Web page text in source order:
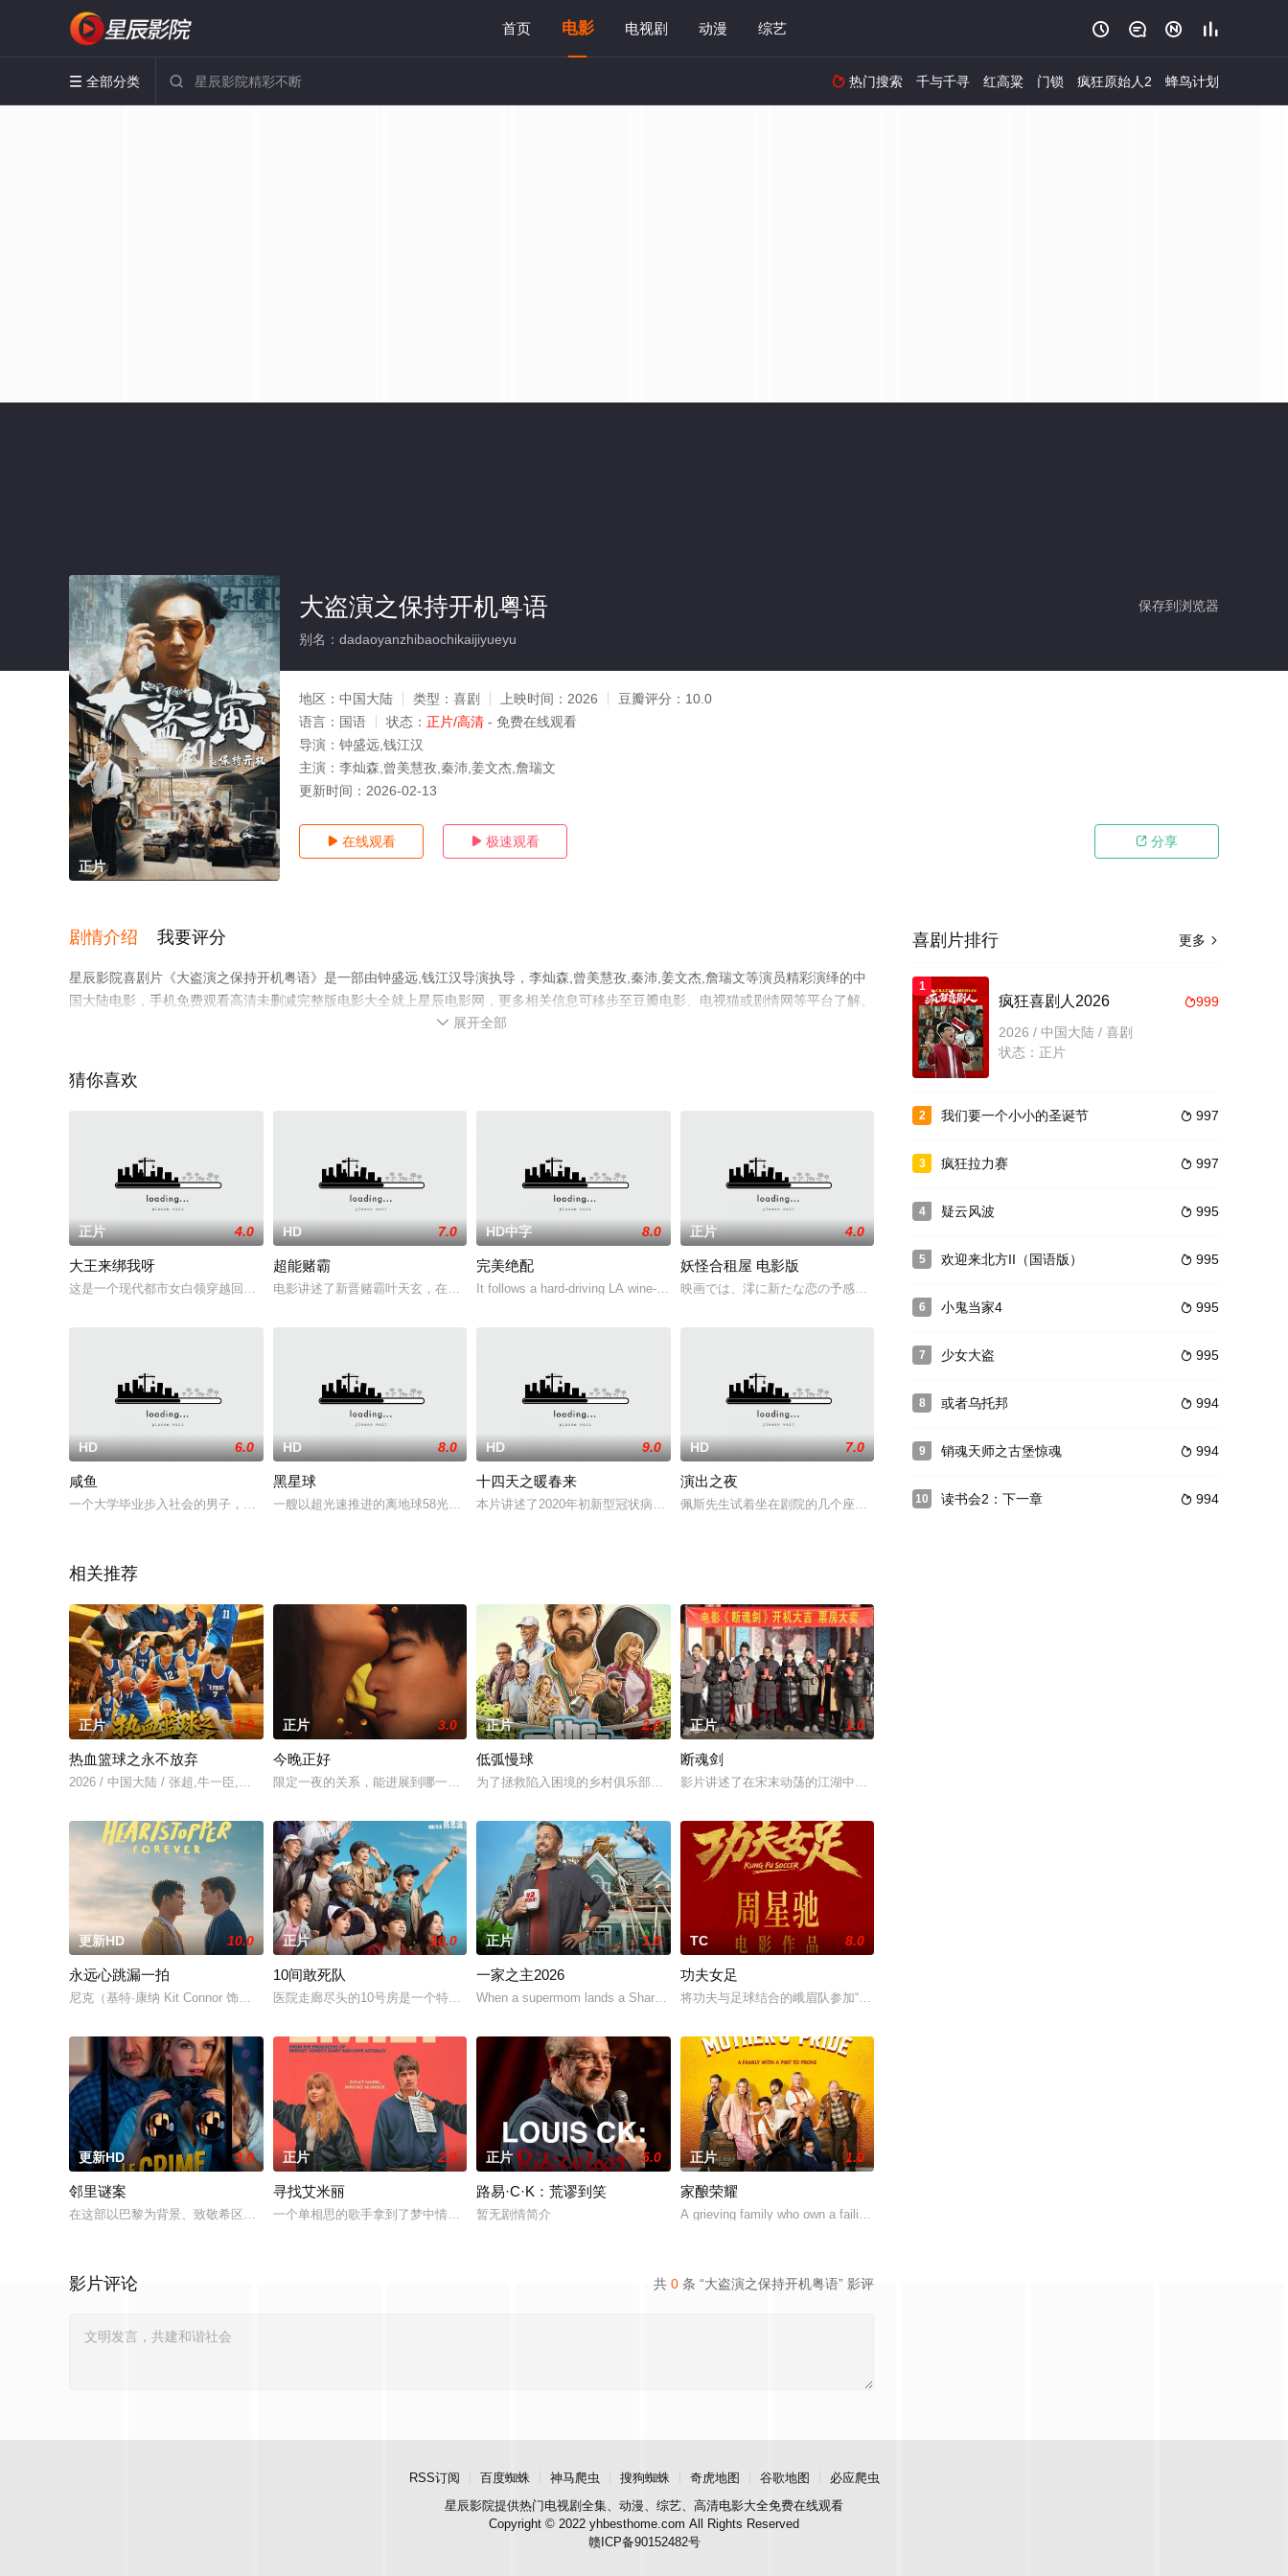
首页 电影 电视剧 动漫 综艺    
 全部分类   热门搜索 千与千寻 红高粱 门锁 疯狂原始人2 蜂鸟计划
正片
保存到浏览器
大盗演之保持开机粤语
别名：dadaoyanzhibaochikaijiyueyu
地区： 中国大陆 类型： 喜剧 上映时间： 2026 豆瓣评分： 10.0
语言： 国语 状态： 正片/高清 - 免费在线观看
导演： 钟盛远,钱江汉
主演： 李灿森,曾美慧孜,秦沛,姜文杰,詹瑞文
更新时间： 2026-02-13
 在线观看  极速观看  分享
剧情介绍 我要评分
星辰影院喜剧片《大盗演之保持开机粤语》是一部由钟盛远,钱江汉导演执导，李灿森,曾美慧孜,秦沛,姜文杰,詹瑞文等演员精彩演绎的中
国大陆电影，手机免费观看高清未删减完整版电影大全就上星辰电影网，更多相关信息可移步至豆瓣电影、电视猫或剧情网等平台了解。
 展开全部
猜你喜欢
正片 4.0
大王来绑我呀
这是一个现代都市女白领穿越回秦朝的喜剧爱情故事。新闻报道称，考古专家打开秦宣太后芈月的古墓，发现尸身千百年来不腐。普通都市
HD 7.0
超能赌霸
电影讲述了新晋赌霸叶天玄，在一次大型赌局后离奇失踪。秘赌阁阁主青魇命手下黑宗寻找叶天玄，结果黑宗误打误撞将身怀特异功能的梦
HD中字 8.0
完美绝配
It follows a hard-driving LA wine-company executive who trave
正片 4.0
妖怪合租屋 电影版
映画では、澪に新たな恋の予感も。
HD 6.0
咸鱼
一个大学毕业步入社会的男子，受尽身边人的打击和白眼。在被房东赶出门外的午夜，有了一次神奇的经历，遇到了自称天神的眼镜男，让
HD 8.0
黑星球
一艘以超光速推进的离地球58光年的飞船“黑星球号”发生了故障，指挥官死亡，因为太远地球基地已经没有能力给与协助。船上的其他
HD 9.0
十四天之暖春来
本片讲述了2020年初新型冠状病毒爆发期间因疫情被隔离的一个小区中产生的故事，以主角陆泉和孟萌两个年轻人的成长为线索，此中
HD 7.0
演出之夜
佩斯先生试着坐在剧院的几个座位上，然后在前排与指挥打架。他被赶出去了。在大厅里，他把一个胖女人推
相关推荐
正片 1.0
热血篮球之永不放弃
2026 / 中国大陆 / 张超,牛一臣,王志强,王云鹏,吴长青
正片 3.0
今晚正好
限定一夜的关系，能进展到哪一步？ 一段关系从见色起意开始，天亮之前却发现自己真心失守。设计师徐秋（马思纯 饰）意外邂逅了作
正片 2.0
低弧慢球
为了拯救陷入困境的乡村俱乐部，并赢得父亲的认同，一名过气职业网球选手被迫打破神圣誓言，做出难以想象之举：转战匹克球。
正片 1.0
断魂剑
影片讲述了在宋末动荡的江湖中，断魂剑的争夺引发了一场致命的风暴。厌烦了峨眉派清规的楚天娇借助给师
更新HD 10.0
永远心跳漏一拍
尼克（基特·康纳 Kit Connor 饰）和查理（乔·洛克 Joe Locke 饰）仍然形影不离，但尼克即将离家去上大学
正片 10.0
10间敢死队
医院走廊尽头的10号房是一个特别的存在，别看这里住着的都是重症病人，但却每天欢声笑语热闹非凡。而故事就从章小兵（蒋龙 饰）
正片 1.0
一家之主2026
When a supermom lands a Shark Tank deal, she switches roles w
TC 8.0
功夫女足
将功夫与足球结合的峨眉队参加“至尊无敌杯”，本身不被看好的她们，在队长双双、前锋钰珑以及师叔公徐风
更新HD 3.0
邻里谜案
在这部以巴黎为背景、致敬希区柯克的影片中，一位犯罪小说作家和他的电影教授搭档陷入了一场真实的谜案之中。他们开始怀疑他们的邻
正片 2.0
寻找艾米丽
一个单相思的歌手拿到了梦中情人的错误电话号码。他和一个焦头烂额的心理学学生联手寻人，却在全校范围内引发了混乱和疯狂。这次经
正片 5.0
路易·C·K：荒谬到笑
暂无剧情简介
正片 1.0
家酿荣耀
A grieving family who own a failing pub have their lives chan
共 0 条 “大盗演之保持开机粤语” 影评
影片评论
更多 
喜剧片排行
1
999
疯狂喜剧人2026
2026 / 中国大陆 / 喜剧
状态：正片
2  997
我们要一个小小的圣诞节
3  997
疯狂拉力赛
4  995
疑云风波
5  995
欢迎来北方II（国语版）
6  995
小鬼当家4
7  995
少女大盗
8  994
或者乌托邦
9  994
销魂天师之古堡惊魂
10  994
读书会2：下一章
RSS订阅 百度蜘蛛 神马爬虫 搜狗蜘蛛 奇虎地图 谷歌地图
必应爬虫
星辰影院提供热门电视剧全集、动漫、综艺、高清电影大全免费在线观看
Copyright © 2022 yhbesthome.com All Rights Reserved
赣ICP备90152482号